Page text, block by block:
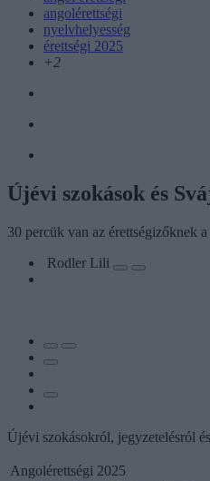
angolérettségi
nyelvhelyesség
érettségi 2025
+2
Újévi szokások és
30 percük van az érettségizőknek
Rodler Lili
Újévi szokásokról, jegyzetelésról
Angolérettségi 2025